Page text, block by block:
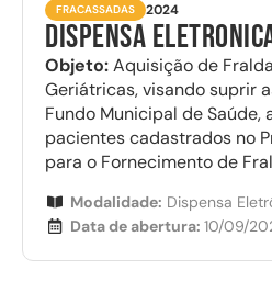
FRACASSADAS 2024
DISPENSA
Objeto:Aquisição de
Geriátricas, visando suprir
Fundo Municipal de Saúde,
pacientes cadastrados no
para o Fornecimento de
Modalidade: Dispensa
Data de abertura: 10/09/